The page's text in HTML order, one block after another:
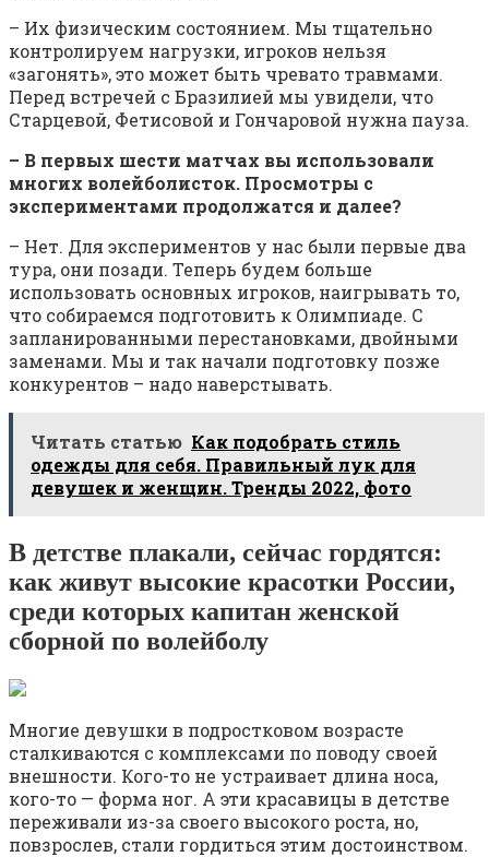
– Их физическим состоянием. Мы тщательно
контролируем нагрузки, игроков нельзя
«загонять», это может быть чревато травмами.
Перед встречей с Бразилией мы увидели, что
Старцевой, Фетисовой и Гончаровой нужна пауза.
– В первых шести матчах вы использовали
многих волейболисток. Просмотры с
экспериментами продолжатся и далее?
– Нет. Для экспериментов у нас были первые два
тура, они позади. Теперь будем больше
использовать основных игроков, наигрывать то,
что собираемся подготовить к Олимпиаде. С
запланированными перестановками, двойными
заменами. Мы и так начали подготовку позже
конкурентов – надо наверстывать.
Читать статью Как подобрать стиль
одежды для себя. Правильный лук для
девушек и женщин. Тренды 2022, фото
В детстве плакали, сейчас гордятся:
как живут высокие красотки России,
среди которых капитан женской
сборной по волейболу
Многие девушки в подростковом возрасте
сталкиваются с комплексами по поводу своей
внешности. Кого-то не устраивает длина носа,
кого-то — форма ног. А эти красавицы в детстве
переживали из-за своего высокого роста, но,
повзрослев, стали гордиться этим достоинством.